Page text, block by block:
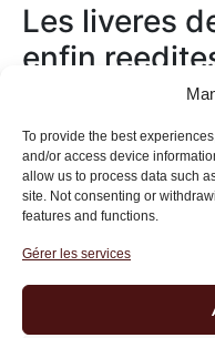
To provide the best
and/or access device
allow us to process data such
site. Not consenting or
features and functions.
Gérer les services
Les liveres
enfin
Institut
+33 (0)1 71